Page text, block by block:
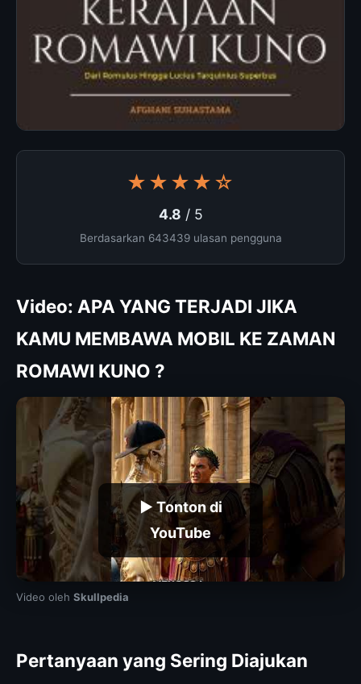
★★★★☆
4.8 / 5
Berdasarkan 643439 ulasan pengguna
Video: APA YANG TERJADI JIKA
KAMU MEMBAWA MOBIL KE ZAMAN
ROMAWI KUNO ?
▶ Tonton di
YouTube
Video oleh Skullpedia
Pertanyaan yang Sering Diajukan